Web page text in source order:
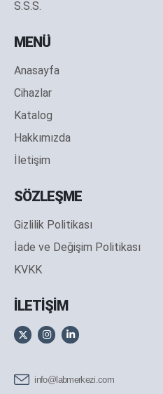
S.S.S.
MENÜ
Anasayfa
Cihazlar
Katalog
Hakkımızda
İletişim
SÖZLEŞME
Gizlilik Politikası
İade ve Değişim Politikası
KVKK
İLETİŞİM
info@labmerkezi.com